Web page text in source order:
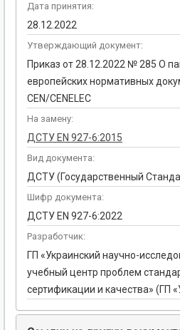
Дата принятия:
28.12.2022
Утверждающий документ:
Приказ от 28.12.2022 № 285 О
европейских нормативных
CEN/CENELEC
На замену:
ДСТУ EN 927-6:2015
Вид документа:
ДСТУ (Государственный
Шифр документа:
ДСТУ EN 927-6:2022
Разработчик:
ГП «Украинский научно-
учебный центр проблем
сертификации и качества» (ГП